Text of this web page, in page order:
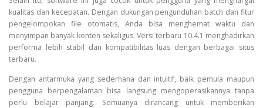
kualitas dan kecepatan. Dengan dukungan pengunduhan batch dan fitur
pengelompokan file otomatis, Anda bisa menghemat waktu dan
menyimpan banyak konten sekaligus. Versi terbaru 10.4.1 menghadirkan
performa lebih stabil dan kompatibilitas luas dengan berbagai situs
terbaru.
Dengan antarmuka yang sederhana dan intuitif, baik pemula maupun
pengguna berpengalaman bisa langsung mengoperasikannya tanpa
perlu belajar panjang. Semuanya dirancang untuk memberikan